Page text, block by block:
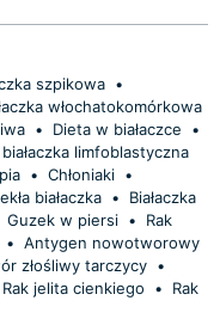
szpikowa •
włochatokomórkowa
• Dieta w białaczce
•
limfoblastyczna
• Chłoniaki •
białaczka •
Białaczka
Guzek w piersi •
Rak
• Antygen nowotworowy
złośliwy tarczycy •
Rak jelita cienkiego •
Rak